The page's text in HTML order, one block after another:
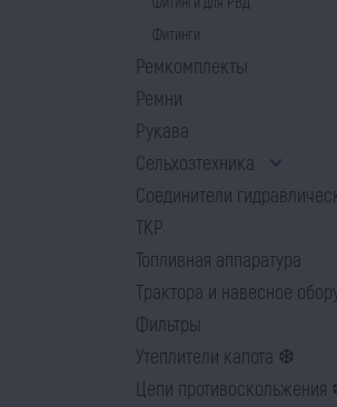
Фитинги
Ремкомплекты
Ремни
Рукава
Сельхозтехника
Соединители
ТКР
Топливная аппаратура
Трактора и навесное
Фильтры
Утеплители капота ❆
Цепи противоскольжения